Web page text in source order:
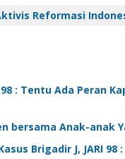
Reformasi
: Tentu Ada Peran
bersama Anak-anak
Brigadir J, JARI